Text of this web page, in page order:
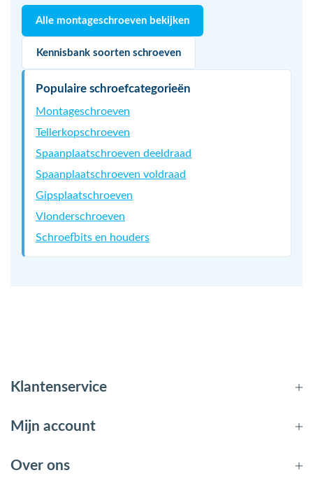
Alle montageschroeven bekijken
Kennisbank soorten schroeven
Populaire schroefcategorieën
Montageschroeven
Tellerkopschroeven
Spaanplaatschroeven deeldraad
Spaanplaatschroeven voldraad
Gipsplaatschroeven
Vlonderschroeven
Schroefbits en houders
Klantenservice
Mijn account
Over ons